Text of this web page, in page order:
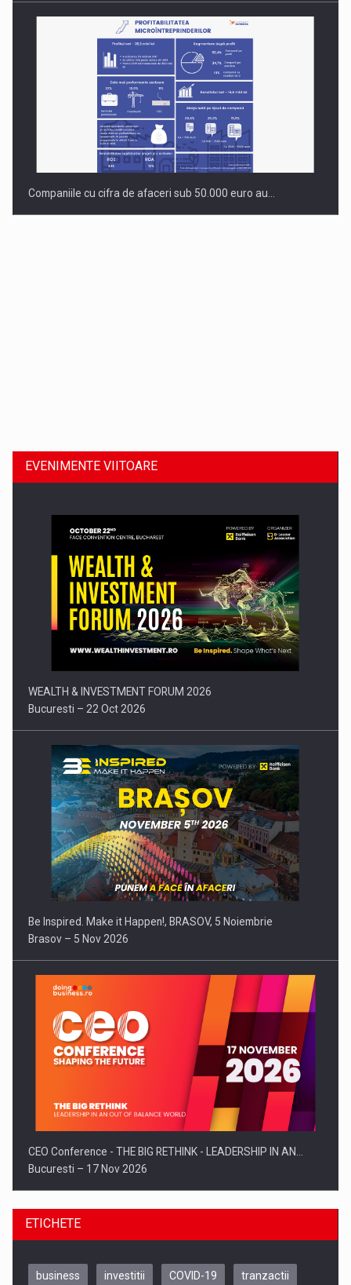
Companiile cu cifra de afaceri sub 50.000 euro au…
Comunicat de presa: Joburile part-time reincep sa intre pe…
EVENIMENTE VIITOARE
WEALTH & INVESTMENT FORUM 2026
Bucuresti – 22 Oct 2026
Be Inspired. Make it Happen!, BRASOV, 5 Noiembrie
Brasov – 5 Nov 2026
CEO Conference - THE BIG RETHINK - LEADERSHIP IN AN…
Bucuresti – 17 Nov 2026
ETICHETE
business investitii COVID-19 tranzactii